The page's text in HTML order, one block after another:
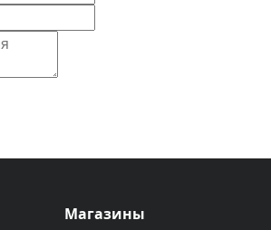
Магазины